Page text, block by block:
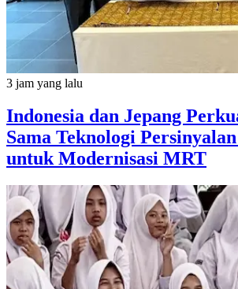
3 jam yang lalu
Indonesia dan Jepang
Sama Teknologi
untuk Modernisasi MRT